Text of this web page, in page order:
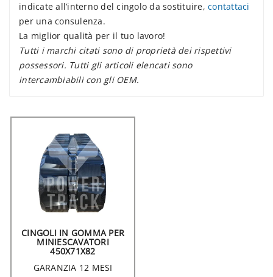
indicate all’interno del cingolo da sostituire, contattaci
per una consulenza.
La miglior qualità per il tuo lavoro!
Tutti i marchi citati sono di proprietà dei rispettivi
possessori. Tutti gli articoli elencati sono
intercambiabili con gli OEM.
CINGOLI IN GOMMA PER
MINIESCAVATORI
450X71X82
GARANZIA 12 MESI